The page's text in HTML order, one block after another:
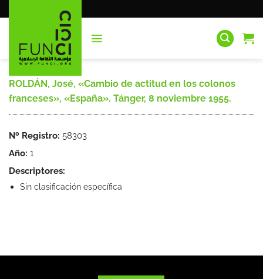
al
ROLDÁN, José, «Cambio de actitud en los colonos
franceses», «España». Tánger, 8 noviembre 1955.
Nº Registro: 58303
Año: 1
Descriptores:
Sin clasificación específica